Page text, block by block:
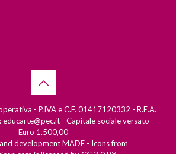
- P.IVA e C.F. 01417120332 - R.E.A.
educarte@pec.it - Capitale sociale versato
Euro 1.500,00
developmentMADE - Icons from